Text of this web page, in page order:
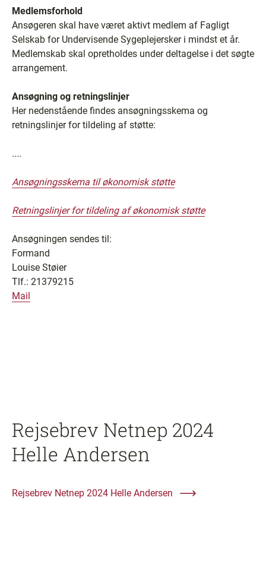
Medlemsforhold
Ansøgeren skal have været aktivt medlem af Fagligt
Selskab for Undervisende Sygeplejersker i mindst et år.
Medlemskab skal opretholdes under deltagelse i det søgte
arrangement.
Ansøgning og retningslinjer
Her nedenstående findes ansøgningsskema og
retningslinjer for tildeling af støtte:
....
Ansøgningsskema til økonomisk støtte
Retningslinjer for tildeling af økonomisk støtte
Ansøgningen sendes til:
Formand
Louise Støier
Tlf.: 21379215
Mail
Rejsebrev Netnep 2024
Helle Andersen
Rejsebrev Netnep 2024 Helle Andersen